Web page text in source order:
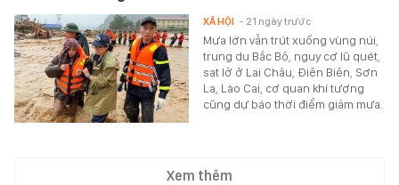
Mưa lớn vẫn trút xuống vùng núi,
trung du Bắc Bộ, nguy cơ lũ quét,
sạt lở ở Lai Châu, Điện Biên, Sơn
La, Lào Cai, cơ quan khí tượng
cũng dự báo thời điểm giảm mưa.
XÃ HỘI - 21 ngày trước
Xem thêm